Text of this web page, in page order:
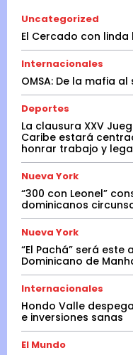
Uncategorized
El Cercado con
Internacionales
OMSA: De la mafia
Deportes
La clausura XXV
Caribe estará
honrar trabajo y
Nueva York
“300 con Leonel”
dominicanos
Nueva York
“El Pachá” será este
Dominicano de
Internacionales
Hondo Valle
e inversiones sanas
El Mundo